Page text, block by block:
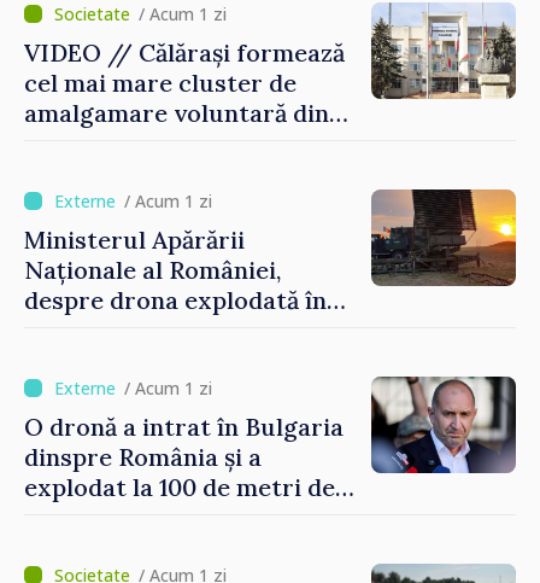
performant/ Acum 1 zi
VIDEO // Călărași formează
cel mai mare cluster de
amalgamare voluntară din
finală
/ Acum 1 zi
Ministerul Apărării
Naționale al României,
despre drona explodată în
vehicul aerian”
/ Acum 1 zi
O dronă a intrat în Bulgaria
dinspre România și a
explodat la 100 de metri de
/ Acum 1 zi